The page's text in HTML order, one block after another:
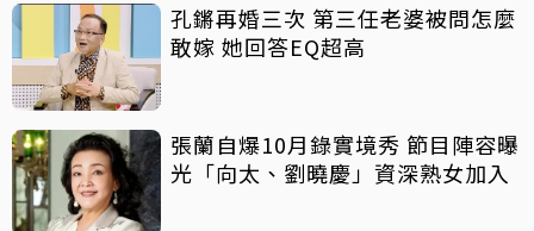
孔鏘再婚三次 第三任老婆被問怎麼
敢嫁 她回答EQ超高
張蘭自爆10月錄實境秀 節目陣容曝
光「向太、劉曉慶」資深熟女加入